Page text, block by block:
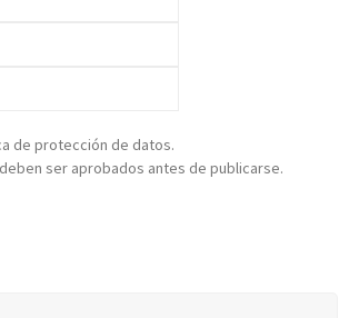
de protección de datos.
ser aprobados antes de publicarse.